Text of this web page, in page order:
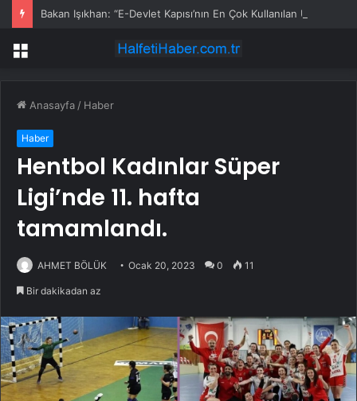
Menü
Anasayfa / Haber
Haber
Hentbol Kadınlar Süper
Ligi’nde 11. hafta
tamamlandı.
AHMET BÖLÜK Ocak 20, 2023 0 11
Bir dakikadan az